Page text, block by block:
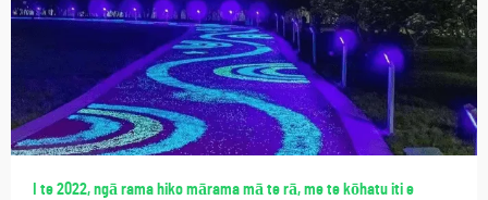
I te 2022, ngā rama hiko mārama mā te rā, me te kōhatu iti e